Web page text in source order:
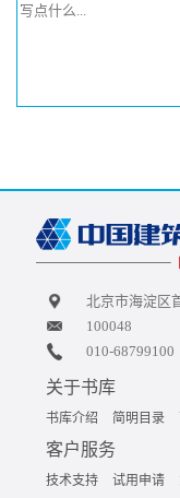
北京市海淀区
100048
010-68799100
关于书库
书库介绍 简明目录
客户服务
技术支持 试用申请